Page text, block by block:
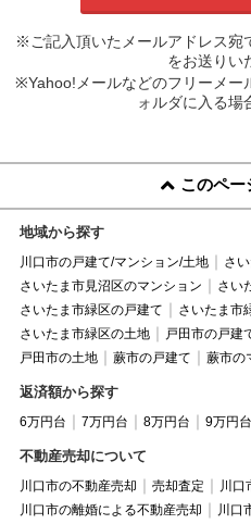
※ご記入頂いたメールアドレス宛
をお送りい
※Yahoo!メールなどのフリーメー
ォルダに入る場
このペー
地域から探す
川口市の戸建て/マンション/土地
さ
さいたま市見沼区のマンション
さい
さいたま市緑区の戸建て
さいたま市
さいたま市緑区の土地
戸田市の戸建
戸田市の土地
蕨市の戸建て 蕨市の
返済額から探す
6万円台 7万円台 8万円台 9万円台
不動産売却について
川口市の不動産売却 売却査定
川口
川口市の離婚による不動産売却
川口